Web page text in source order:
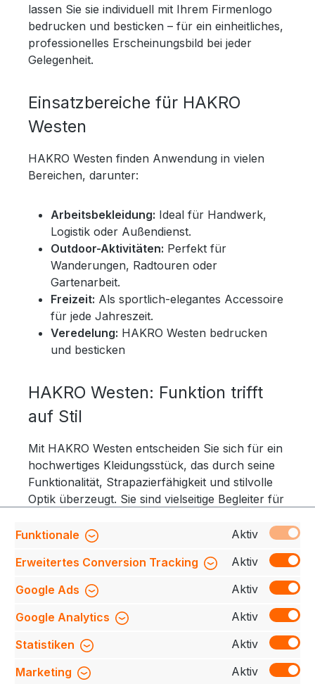
lassen Sie sie individuell mit Ihrem Firmenlogo
bedrucken und besticken – für ein einheitliches,
professionelles Erscheinungsbild bei jeder
Gelegenheit.
Einsatzbereiche für HAKRO
Westen
HAKRO Westen finden Anwendung in vielen
Bereichen, darunter:
Arbeitsbekleidung: Ideal für Handwerk,
Logistik oder Außendienst.
Outdoor-Aktivitäten: Perfekt für
Wanderungen, Radtouren oder
Gartenarbeit.
Freizeit: Als sportlich-elegantes Accessoire
für jede Jahreszeit.
Veredelung: HAKRO Westen bedrucken
und besticken
HAKRO Westen: Funktion trifft
auf Stil
Mit HAKRO Westen entscheiden Sie sich für ein
hochwertiges Kleidungsstück, das durch seine
Funktionalität, Strapazierfähigkeit und stilvolle
Optik überzeugt. Sie sind vielseitige Begleiter für
höchsten Tragekomfort und eine professionelle
Weitere Westen entdecken
Funktionale
Aktiv
Erweitertes Conversion Tracking
Aktiv
Google Ads
Aktiv
Google Analytics
Aktiv
Statistiken
Aktiv
Marketing
Aktiv